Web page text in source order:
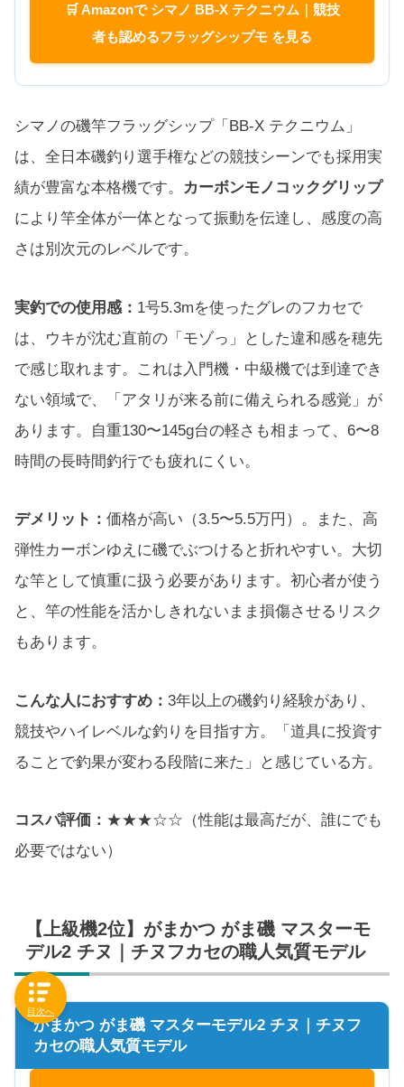
🛒 Amazonで シマノ BB-X テクニウム｜競技
者も認めるフラッグシップモ を見る
シマノの磯竿フラッグシップ「BB-X テクニウム」
は、全日本磯釣り選手権などの競技シーンでも採用実
績が豊富な本格機です。
カーボンモノコックグリップ
により竿全体が一体となって振動を伝達し、感度の高
さは別次元のレベルです。
実釣での使用感： 1号5.3mを使ったグレのフカセで
は、ウキが沈む直前の「モゾっ」とした違和感を穂先
で感じ取れます。これは入門機・中級機では到達でき
ない領域で、「アタリが来る前に備えられる感覚」が
あります。自重130〜145g台の軽さも相まって、6〜8
時間の長時間釣行でも疲れにくい。
デメリット： 価格が高い（3.5〜5.5万円）。また、高
弾性カーボンゆえに磯でぶつけると折れやすい。大切
な竿として慎重に扱う必要があります。初心者が使う
と、竿の性能を活かしきれないまま損傷させるリスク
もあります。
こんな人におすすめ： 3年以上の磯釣り経験があり、
競技やハイレベルな釣りを目指す方。「道具に投資す
ることで釣果が変わる段階に来た」と感じている方。
コスパ評価： ★★★☆☆（性能は最高だが、誰にでも
必要ではない）
【上級機2位】がまかつ がま磯 マスターモ
デル2 チヌ｜チヌフカセの職人気質モデル
がまかつ がま磯 マスターモデル2 チヌ｜チヌフ
カセの職人気質モデル
目次へ